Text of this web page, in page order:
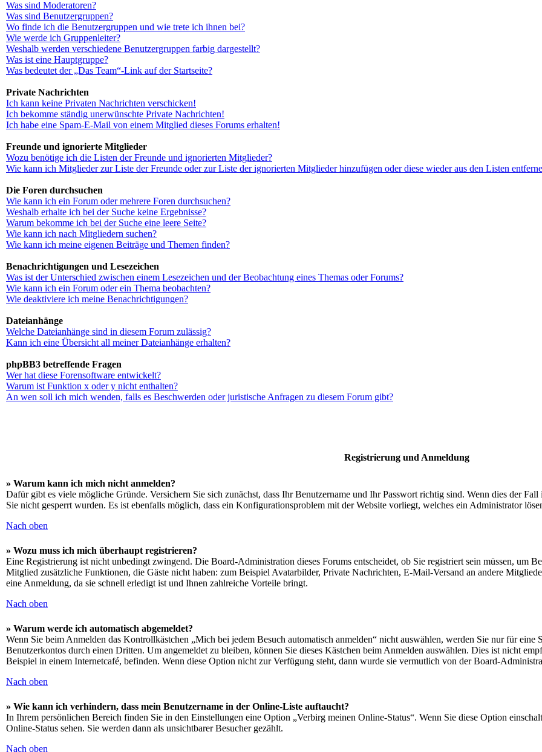
Was sind Moderatoren?
Was sind Benutzergruppen?
Wo finde ich die Benutzergruppen und wie trete ich ihnen bei?
Wie werde ich Gruppenleiter?
Weshalb werden verschiedene Benutzergruppen farbig dargestellt?
Was ist eine Hauptgruppe?
Was bedeutet der „Das Team“-Link auf der Startseite?
Private Nachrichten
Ich kann keine Privaten Nachrichten verschicken!
Ich bekomme ständig unerwünschte Private Nachrichten!
Ich habe eine Spam-E-Mail von einem Mitglied dieses Forums erhalten!
Freunde und ignorierte Mitglieder
Wozu benötige ich die Listen der Freunde und ignorierten Mitglieder?
Wie kann ich Mitglieder zur Liste der Freunde oder zur Liste der ignorierten Mitglieder hinzufügen oder diese wieder aus den Listen
Die Foren durchsuchen
Wie kann ich ein Forum oder mehrere Foren durchsuchen?
Weshalb erhalte ich bei der Suche keine Ergebnisse?
Warum bekomme ich bei der Suche eine leere Seite?
Wie kann ich nach Mitgliedern suchen?
Wie kann ich meine eigenen Beiträge und Themen finden?
Benachrichtigungen und Lesezeichen
Was ist der Unterschied zwischen einem Lesezeichen und der Beobachtung eines Themas oder Forums?
Wie kann ich ein Forum oder ein Thema beobachten?
Wie deaktiviere ich meine Benachrichtigungen?
Dateianhänge
Welche Dateianhänge sind in diesem Forum zulässig?
Kann ich eine Übersicht all meiner Dateianhänge erhalten?
phpBB3 betreffende Fragen
Wer hat diese Forensoftware entwickelt?
Warum ist Funktion x oder y nicht enthalten?
An wen soll ich mich wenden, falls es Beschwerden oder juristische Anfragen zu diesem Forum gibt?
Registrierung und Anmeldung
» Warum kann ich mich nicht anmelden?
Dafür gibt es viele mögliche Gründe. Versichern Sie sich zunächst, dass Ihr Benutzername und Ihr Passwort richtig sind. Wenn dies der
Sie nicht gesperrt wurden. Es ist ebenfalls möglich, dass ein Konfigurationsproblem mit der Website vorliegt, welches ein Administrator
Nach oben
» Wozu muss ich mich überhaupt registrieren?
Eine Registrierung ist nicht unbedingt zwingend. Die Board-Administration dieses Forums entscheidet, ob Sie registriert sein müssen, um
Mitglied zusätzliche Funktionen, die Gäste nicht haben: zum Beispiel Avatarbilder, Private Nachrichten, E-Mail-Versand an andere
eine Anmeldung, da sie schnell erledigt ist und Ihnen zahlreiche Vorteile bringt.
Nach oben
» Warum werde ich automatisch abgemeldet?
Wenn Sie beim Anmelden das Kontrollkästchen „Mich bei jedem Besuch automatisch anmelden“ nicht auswählen, werden Sie nur für eine
Benutzerkontos durch einen Dritten. Um angemeldet zu bleiben, können Sie dieses Kästchen beim Anmelden auswählen. Dies ist nicht
Beispiel in einem Internetcafé, befinden. Wenn diese Option nicht zur Verfügung steht, dann wurde sie vermutlich von der Board-
Nach oben
» Wie kann ich verhindern, dass mein Benutzername in der Online-Liste auftaucht?
In Ihrem persönlichen Bereich finden Sie in den Einstellungen eine Option „Verbirg meinen Online-Status“. Wenn Sie diese Option
Online-Status sehen. Sie werden dann als unsichtbarer Besucher gezählt.
Nach oben